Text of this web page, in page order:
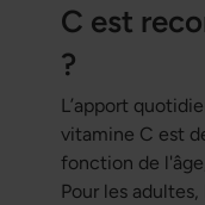
C est
?
L’apport
vitamine C est
fonction de
Pour les adultes,